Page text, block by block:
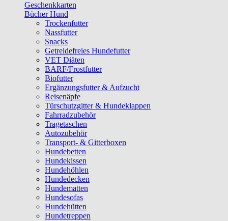
Geschenkkarten
Bücher Hund
Trockenfutter
Nassfutter
Snacks
Getreidefreies Hundefutter
VET Diäten
BARF/Frostfutter
Biofutter
Ergänzungsfutter & Aufzucht
Reisenäpfe
Türschutzgitter & Hundeklappen
Fahrradzubehör
Tragetaschen
Autozubehör
Transport- & Gitterboxen
Hundebetten
Hundekissen
Hundehöhlen
Hundedecken
Hundematten
Hundesofas
Hundehütten
Hundetreppen